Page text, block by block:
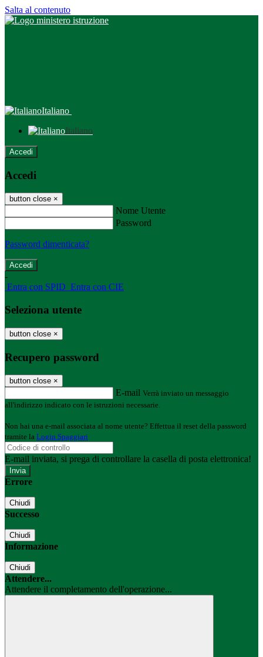
Salta al contenuto
Italiano
Italiano
Accedi
Accedi
button close ×
Nome Utente
Password
Password dimenticata?
-
Entra con SPID Entra con CIE
Seleziona utente
button close ×
Recupero password
button close ×
E-mail Verrà inviato un messaggio
all'indirizzo indicato con le istruzioni necessarie.
Non hai una e-mail associata al nome utente? Effettua il reset della password
tramite la Login Spaggiari
E-mail inviata, si prega di controllare la casella di posta elettronica!
Errore
Chiudi
Successo
Chiudi
Informazione
Chiudi
Attendere...
Attendere il completamento dell'operazione...